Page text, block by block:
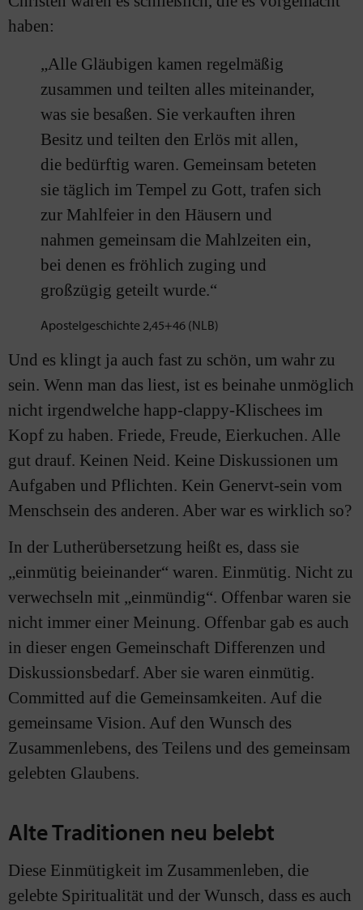
haben:
„Alle Gläubigen kamen regelmäßig
zusammen und teilten alles miteinander,
was sie besaßen. Sie verkauften ihren
Besitz und teilten den Erlös mit allen,
die bedürftig waren. Gemeinsam beteten
sie täglich im Tempel zu Gott, trafen sich
zur Mahlfeier in den Häusern und
nahmen gemeinsam die Mahlzeiten ein,
bei denen es fröhlich zuging und
großzügig geteilt wurde.“
Apostelgeschichte 2,45+46 (NLB)
Und es klingt ja auch fast zu schön, um wahr zu
sein. Wenn man das liest, ist es beinahe unmöglich
nicht irgendwelche happ-clappy-Klischees im
Kopf zu haben. Friede, Freude, Eierkuchen. Alle
gut drauf. Keinen Neid. Keine Diskussionen um
Aufgaben und Pflichten. Kein Genervt-sein vom
Menschsein des anderen. Aber war es wirklich so?
In der Lutherübersetzung heißt es, dass sie
„einmütig beieinander“ waren. Einmütig. Nicht zu
verwechseln mit „einmündig“. Offenbar waren sie
nicht immer einer Meinung. Offenbar gab es auch
in dieser engen Gemeinschaft Differenzen und
Diskussionsbedarf. Aber sie waren einmütig.
Committed auf die Gemeinsamkeiten. Auf die
gemeinsame Vision. Auf den Wunsch des
Zusammenlebens, des Teilens und des gemeinsam
gelebten Glaubens.
Alte Traditionen neu belebt
Diese Einmütigkeit im Zusammenleben, die
gelebte Spiritualität und der Wunsch, dass es auch